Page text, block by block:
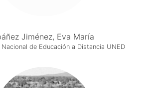
Jiménez, Eva María
de Educación a Distancia UNED